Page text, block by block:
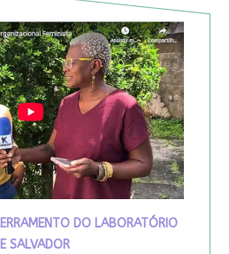
DO LABORATÓRIO
SALVADOR